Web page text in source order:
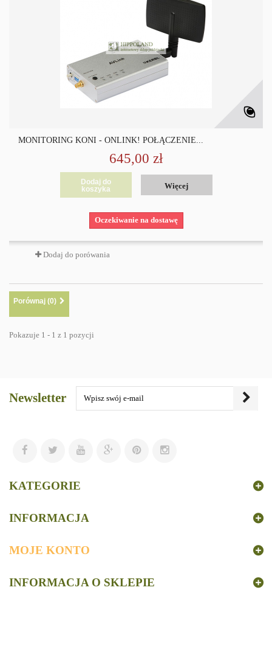
MONITORING KONI - ONLINK! POŁĄCZENIE...
645,00 zł
Dodaj do
koszyka
Więcej
Oczekiwanie na dostawę
Dodaj do porówania
Porównaj (0)
Pokazuje 1 - 1 z 1 pozycji
Newsletter
KATEGORIE
INFORMACJA
MOJE KONTO
INFORMACJA O SKLEPIE